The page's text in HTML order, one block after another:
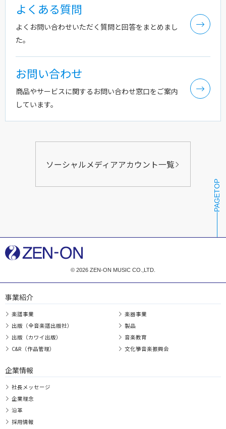
よくある質問
よくお問い合わせいただく質問と回答をまとめまし
た。
お問い合わせ
商品やサービスに関するお問い合わせ窓口をご案内
しています。
ソーシャルメディアアカウント一覧
PAGETOP
© 2026 ZEN-ON MUSIC CO.,LTD.
事業紹介
楽譜事業
出版（全音楽譜出版社）
出版（カワイ出版）
C&R（作品管理）
楽器事業
製品
音楽教育
文化箏音楽振興会
企業情報
社長メッセージ
企業理念
沿革
採用情報